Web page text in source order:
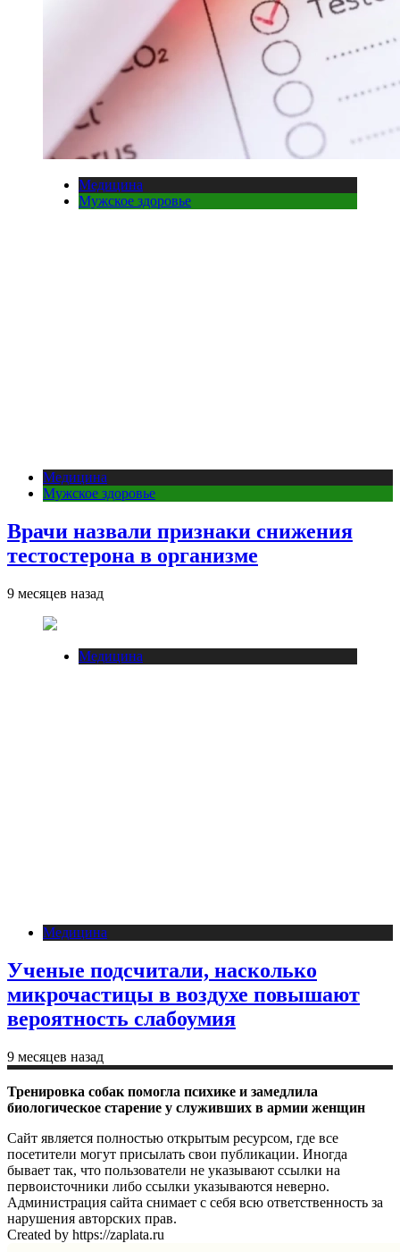
Медицина
Мужское здоровье
Медицина
Мужское здоровье
Врачи назвали признаки снижения
тестостерона в организме
9 месяцев назад
Медицина
Медицина
Ученые подсчитали, насколько
микрочастицы в воздухе повышают
вероятность слабоумия
9 месяцев назад
Тренировка собак помогла психике и замедлила
биологическое старение у служивших в армии женщин
Сайт является полностью открытым ресурсом, где все
посетители могут присылать свои публикации. Иногда
бывает так, что пользователи не указывают ссылки на
первоисточники либо ссылки указываются неверно.
Администрация сайта снимает с себя всю ответственность за
нарушения авторских прав.
Created by https://zaplata.ru